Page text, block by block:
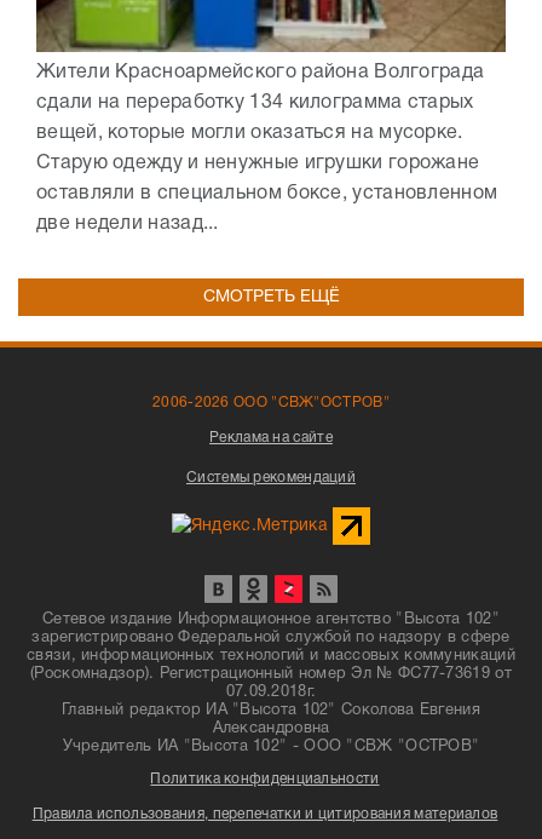
Жители Красноармейского района Волгограда
сдали на переработку 134 килограмма старых
вещей, которые могли оказаться на мусорке.
Старую одежду и ненужные игрушки горожане
оставляли в специальном боксе, установленном
две недели назад...
СМОТРЕТЬ ЕЩЁ
2006-2026 ООО "СВЖ"ОСТРОВ"
Реклама на сайте
Системы рекомендаций
Сетевое издание Информационное агентство "Высота 102"
зарегистрировано Федеральной службой по надзору в сфере
связи, информационных технологий и массовых коммуникаций
(Роскомнадзор). Регистрационный номер Эл № ФС77-73619 от
07.09.2018г.
Главный редактор ИА "Высота 102" Соколова Евгения
Александровна
Учредитель ИА "Высота 102" - ООО "СВЖ "ОСТРОВ"
Политика конфиденциальности
Правила использования, перепечатки и цитирования материалов